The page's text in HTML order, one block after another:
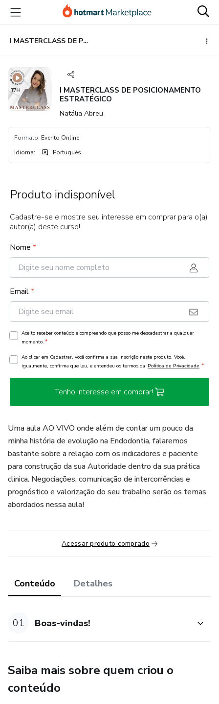
para
conteúdo
principal
para
pagamento
para
rodapé
I MASTERCLASS DE POSICIONAMENTO ESTRATÉGICO
I MASTERCLASS DE POSICIONAMENTO
ESTRATÉGICO
Natália Abreu
Formato: Evento Online
Idioma: Português
Produto indisponível
Cadastre-se e mostre seu interesse em comprar para o(a)
autor(a) deste curso!
Nome *
Email*
Aceito receber conteúdo e compreendo que posso me descadastrar a qualquer
momento. *
Ao clicar em Cadastrar, você confirma a sua inscrição neste produto. Você,
igualmente, confirma que leu, e entendeu os termos da Política de Privacidade *
Tenho interesse em comprar!
Uma aula AO VIVO onde além de contar um pouco da
minha história de evolução na Endodontia, falaremos
bastante sobre a relação com os indicadores e paciente
para construção da sua Autoridade dentro da sua prática
clínica. Negociações, comunicação de intercorrências e
prognóstico e valorização do seu trabalho serão os temas
abordados nessa aula!
Acessar produto comprado
Conteúdo Detalhes
01 Boas-vindas!
Saiba mais sobre quem criou o
conteúdo